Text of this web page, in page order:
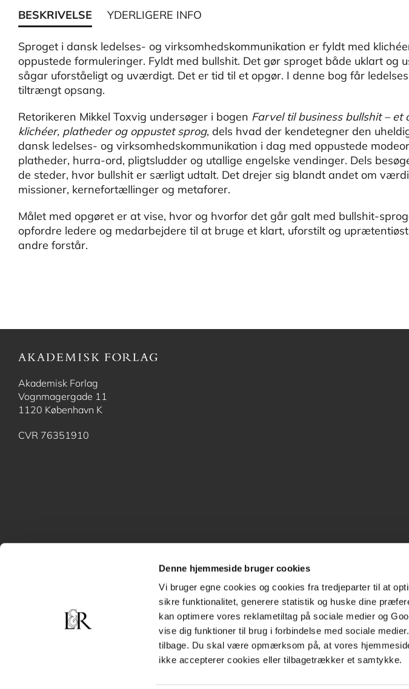
Denne hjemmeside bruger cookies
Vi bruger egne cookies og cookies fra tredjeparter til at
sikre funktionalitet, generere statistik og huske dine
kan optimere vores reklametiltag på sociale medier og
vise dig funktioner til brug i forbindelse med sociale
tilbage. Du skal være opmærksom på, at vores
ikke accepterer cookies eller tilbagetrækker et samtykke.
BESKRIVELSE YDERLIGERE INFO
Sproget i dansk ledelses- og virksomhedskommunikation er fyldt med
oppustede formuleringer. Fyldt med bullshit. Det gør sproget både uklart og
sågar uforståeligt og uværdigt. Det er tid til et opgør. I denne bog får
tiltrængt opsang.
Retorikeren Mikkel Toxvig undersøger i bogen Farvel til business bullshit – et
klichéer, platheder og oppustet sprog, dels hvad der kendetegner den
dansk ledelses- og virksomhedskommunikation i dag med oppustede
platheder, hurra-ord, pligtsludder og utallige engelske vendinger. Dels
de steder, hvor bullshit er særligt udtalt. Det drejer sig blandt andet om
missioner, kernefortællinger og metaforer.
Målet med opgøret er at vise, hvor og hvorfor det går galt med bullshit-
opfordre ledere og medarbejdere til at bruge et klart, uforstilt og
andre forstår.
Akademisk Forlag
Vognmagergade 11
1120 København K
CVR 76351910